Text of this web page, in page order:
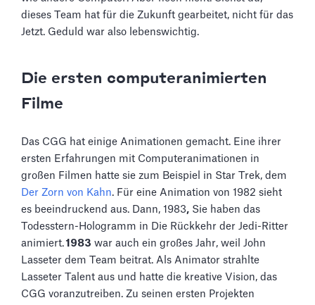
dieses Team hat für die Zukunft gearbeitet, nicht für das
Jetzt. Geduld war also lebenswichtig.
Die ersten computeranimierten
Filme
Das CGG hat einige Animationen gemacht. Eine ihrer
ersten Erfahrungen mit Computeranimationen in
großen Filmen hatte sie zum Beispiel in Star Trek, dem
Der Zorn von Kahn. Für eine Animation von 1982 sieht
es beeindruckend aus. Dann, 1983, Sie haben das
Todesstern-Hologramm in Die Rückkehr der Jedi-Ritter
animiert. 1983 war auch ein großes Jahr, weil John
Lasseter dem Team beitrat. Als Animator strahlte
Lasseter Talent aus und hatte die kreative Vision, das
CGG voranzutreiben. Zu seinen ersten Projekten